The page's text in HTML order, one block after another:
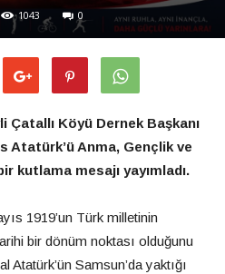
1043 0
Çatallı Köyü Dernek Başkanı
Atatürk’ü Anma, Gençlik ve
kutlama mesajı yayımladı.
1919’un Türk milletinin
bir dönüm noktası olduğunu
Samsun’da yaktığı